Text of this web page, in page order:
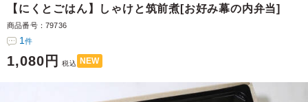
【にくとごはん】しゃけと筑前煮[お好み幕の内弁当]
商品番号：79736
1件
1,080円 税込 NEW